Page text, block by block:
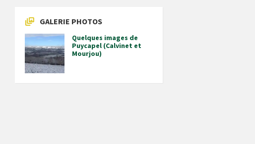
GALERIE PHOTOS
Quelques images de
Puycapel (Calvinet et
Mourjou)